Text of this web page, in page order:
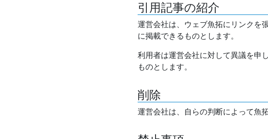
引用記事の紹介
運営会社は、ウェブ魚拓にリンクを
に掲載できるものとします。
利用者は運営会社に対して異議を申
ものとします。
削除
運営会社は、自らの判断によって魚